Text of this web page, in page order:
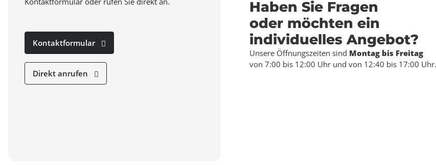
Kontaktformular
Direkt anrufen
Haben Sie Fragen
oder möchten ein
individuelles Angebot?
Unsere Öffnungszeiten sind Montag bis Freitag
von 7:00 bis 12:00 Uhr und von 12:40 bis 17:00 Uhr.